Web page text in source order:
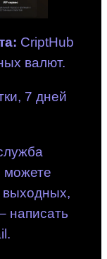
CriptHub
валют.
7 дней
можете
выходных,
написать